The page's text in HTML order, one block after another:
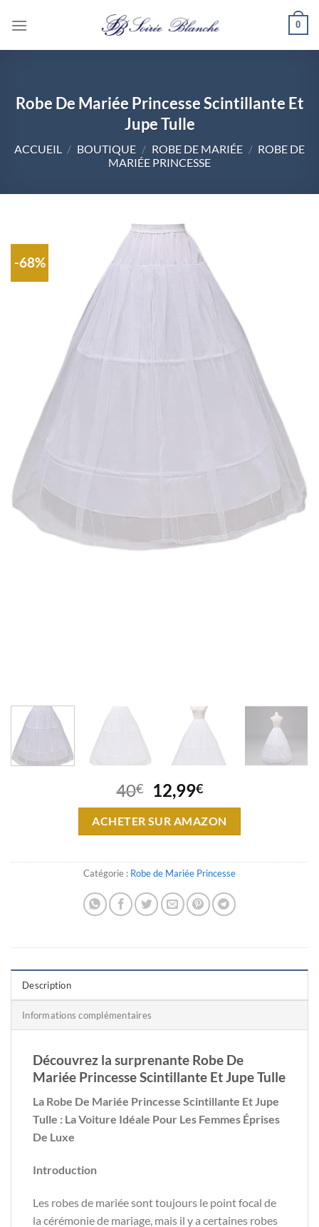
0
Robe De Mariée Princesse Scintillante Et
Jupe Tulle
ACCUEIL / BOUTIQUE / ROBE DE MARIÉE / ROBE DE
MARIÉE PRINCESSE
-68%
40€
Le
prix
initial
était :
40€.
12,99€Le
prix
actuel
est :
12,99€.
ACHETER SUR AMAZON
Catégorie : Robe de Mariée Princesse
Description
Informations complémentaires
Découvrez la surprenante Robe De
Mariée Princesse Scintillante Et Jupe Tulle
La Robe De Mariée Princesse Scintillante Et Jupe
Tulle : La Voiture Idéale Pour Les Femmes Éprises
De Luxe
Introduction
Les robes de mariée sont toujours le point focal de
la cérémonie de mariage, mais il y a certaines robes